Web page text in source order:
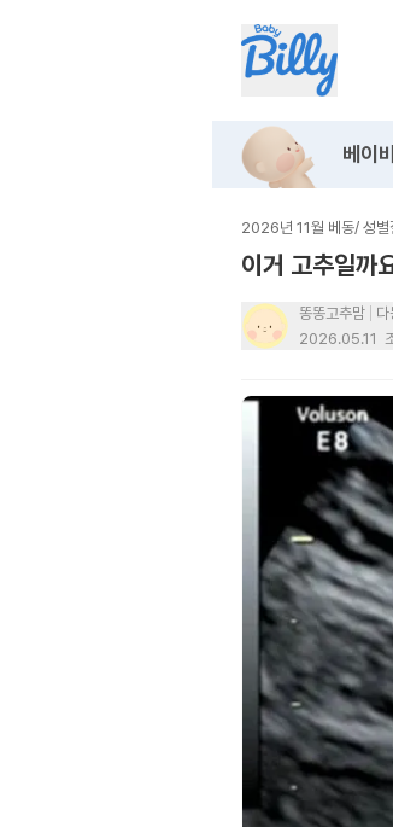
베이
2026년 11월 베동/ 성별
이거 고추일까
똥똥고추맘
2026.05.11